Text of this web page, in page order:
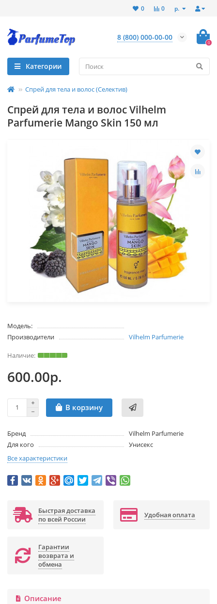
р.
0
0
8 (800) 000-00-00
0
Категории
Спрей для тела и волос (Селектив)
Спрей для тела и волос Vilhelm
Parfumerie Mango Skin 150 мл
Модель:
Производители
Vilhelm Parfumerie
600.00р.
В корзину
Бренд
Vilhelm Parfumerie
Для кого
Унисекс
Все характеристики
Быстрая доставка
по всей России
Удобная оплата
Гарантии
возврата и
обмена
Описание